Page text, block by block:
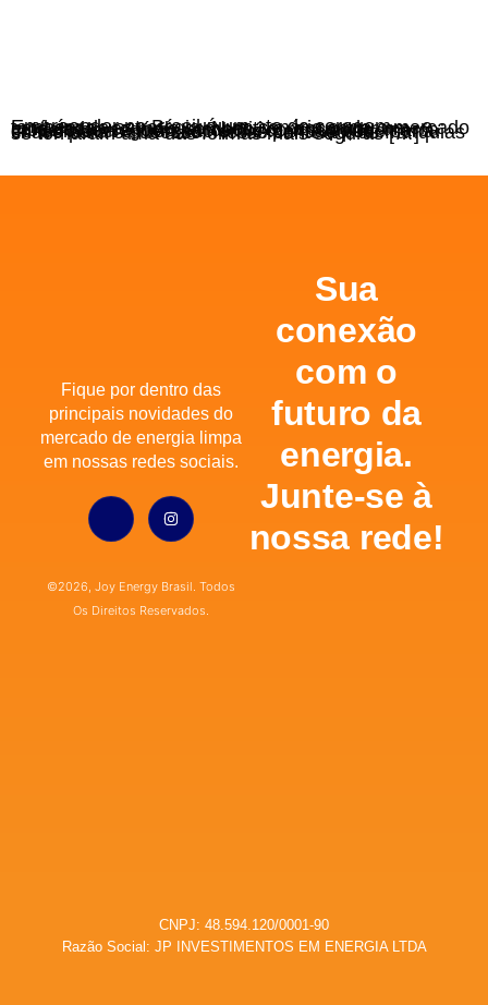
Empreender no Brasil é um ato de coragem — e também de estratégia. Num cenário onde o mercado está cada vez mais competitivo, encontrar um modelo de negócio validado, com suporte, marca consolidada e mercado em expansão pode ser a chave para o sucesso. Nesse contexto, as franquias se tornaram uma das formas mais seguras […]
Fique por dentro das
principais novidades do
mercado de energia limpa
em nossas redes sociais.
©2026, Joy Energy Brasil. Todos
Os Direitos Reservados.
Sua
conexão
com o
futuro da
energia.
Junte-se à
nossa rede!
CNPJ: 48.594.120/0001-90
Razão Social: JP INVESTIMENTOS EM ENERGIA LTDA